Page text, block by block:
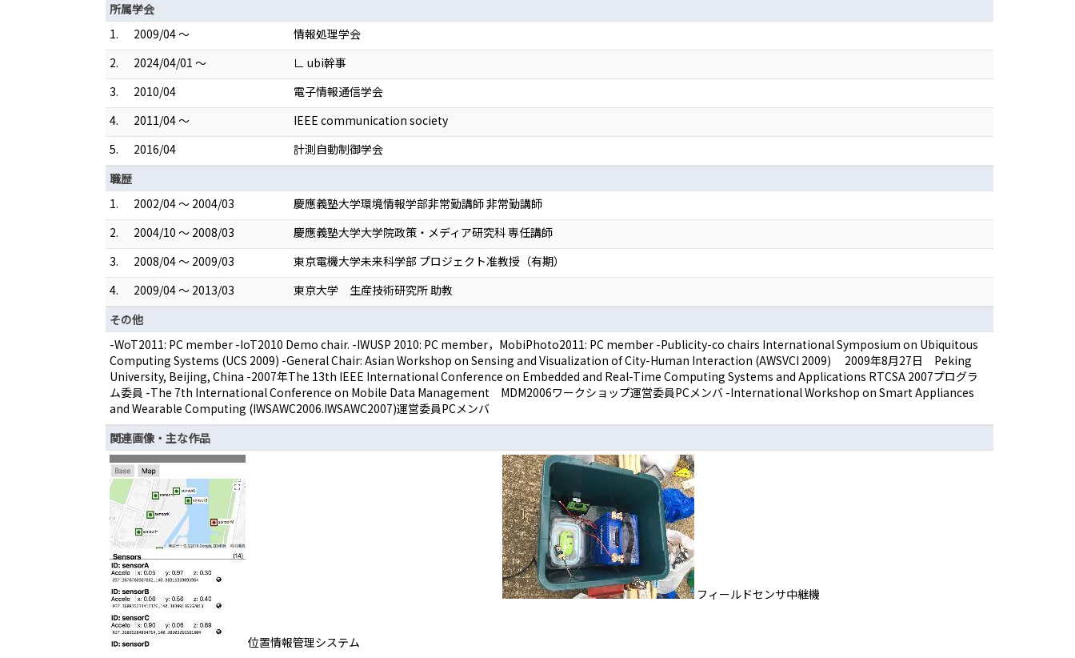
所属学会
1.
2009/04 ～
情報処理学会
2.
2024/04/01 ～
∟ ubi幹事
3.
2010/04
電子情報通信学会
4.
2011/04 ～
IEEE communication society
5.
2016/04
計測自動制御学会
職歴
1.
2002/04 ～ 2004/03
慶應義塾大学環境情報学部非常勤講師 非常勤講師
2.
2004/10 ～ 2008/03
慶應義塾大学大学院政策・メディア研究科 専任講師
3.
2008/04 ～ 2009/03
東京電機大学未来科学部 プロジェクト准教授（有期）
4.
2009/04 ～ 2013/03
東京大学 生産技術研究所 助教
その他
-WoT2011: PC member -IoT2010 Demo chair. -IWUSP 2010: PC member，MobiPhoto2011: PC member -Publicity-co chairs International Symposium on Ubiquitous
Computing Systems (UCS 2009) -General Chair: Asian Workshop on Sensing and Visualization of City-Human Interaction (AWSVCI 2009) 2009年8月27日 Peking
University, Beijing, China -2007年The 13th IEEE International Conference on Embedded and Real-Time Computing Systems and Applications RTCSA 2007プログラ
ム委員 -The 7th International Conference on Mobile Data Management MDM2006ワークショップ運営委員PCメンバ -International Workshop on Smart Appliances
and Wearable Computing (IWSAWC2006.IWSAWC2007)運営委員PCメンバ
関連画像・主な作品
位置情報管理システム
フィールドセンサ中継機